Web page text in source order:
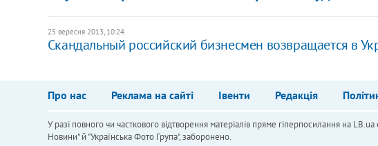
25 вересня 2013, 10:24
​Скандальный российский бизнесмен возвращается в
Про нас Реклама на сайті Івенти Редакція
У разі повного чи часткового відтворення матеріалів пряме гіперпосилання на
Новини" й "Українська Фото Група", заборонено.